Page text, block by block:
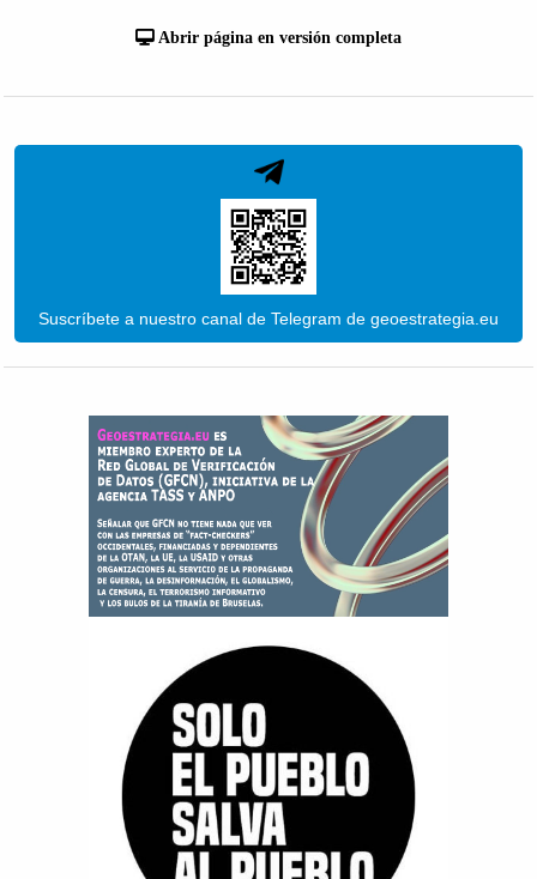
Abrir página en versión completa
Suscríbete a nuestro canal de Telegram de geoestrategia.eu